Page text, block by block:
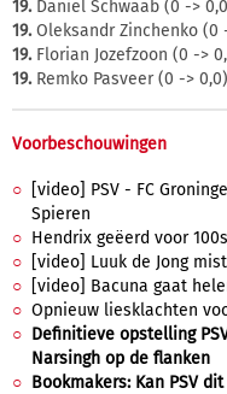
19.Daniel Schwaab (0 ->
19.Oleksandr Zinchenko (0
19.Florian Jozefzoon (0 ->
19.Remko Pasveer (0 -> 0,0)
Voorbeschouwingen
[video] PSV - FC
Spieren
Hendrix geëerd voor
[video] Luuk de Jong
[video] Bacuna gaat
Opnieuw liesklachten
Definitieve opstelling
Narsingh op de flanken
Bookmakers: Kan PSV